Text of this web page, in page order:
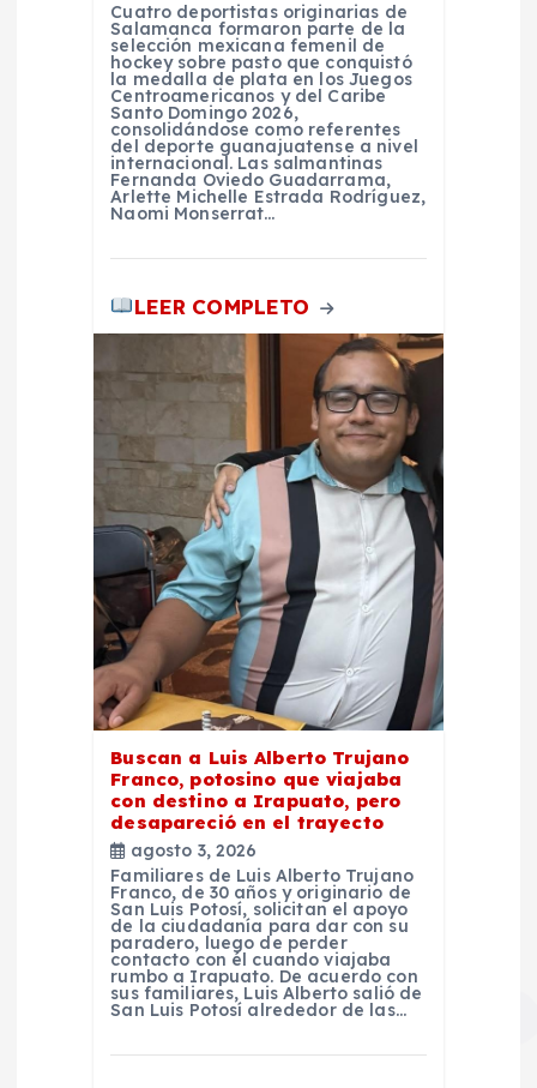
Cuatro deportistas originarias de
Salamanca formaron parte de la
selección mexicana femenil de
hockey sobre pasto que conquistó
la medalla de plata en los Juegos
Centroamericanos y del Caribe
Santo Domingo 2026,
consolidándose como referentes
del deporte guanajuatense a nivel
internacional. Las salmantinas
Fernanda Oviedo Guadarrama,
Arlette Michelle Estrada Rodríguez,
Naomi Monserrat…
LEER COMPLETO
Buscan a Luis Alberto Trujano
Franco, potosino que viajaba
con destino a Irapuato, pero
desapareció en el trayecto
agosto 3, 2026
Familiares de Luis Alberto Trujano
Franco, de 30 años y originario de
San Luis Potosí, solicitan el apoyo
de la ciudadanía para dar con su
paradero, luego de perder
contacto con él cuando viajaba
rumbo a Irapuato. De acuerdo con
sus familiares, Luis Alberto salió de
San Luis Potosí alrededor de las…